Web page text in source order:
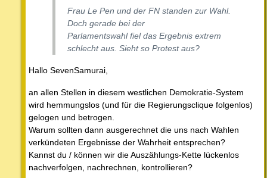
Frau Le Pen und der FN standen zur Wahl.
Doch gerade bei der
Parlamentswahl fiel das Ergebnis extrem
schlecht aus. Sieht so Protest aus?
Hallo SevenSamurai,
an allen Stellen in diesem westlichen Demokratie-System
wird hemmungslos (und für die Regierungsclique folgenlos)
gelogen und betrogen.
Warum sollten dann ausgerechnet die uns nach Wahlen
verkündeten Ergebnisse der Wahrheit entsprechen?
Kannst du / können wir die Auszählungs-Kette lückenlos
nachverfolgen, nachrechnen, kontrollieren?